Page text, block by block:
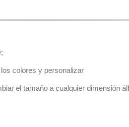
colores y personalizar
el tamaño a cualquier dimensión